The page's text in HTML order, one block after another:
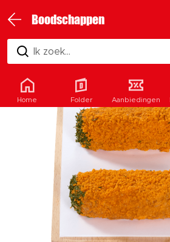
Boodschappen
Ik zoek...
Home Folder Aanbiedingen